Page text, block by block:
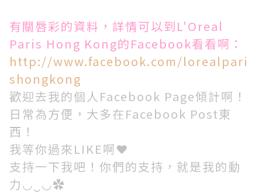
有關唇彩的資料，詳情可以到L'Oreal
Paris Hong Kong的Facebook看看啊：
http://www.facebook.com/lorealpari
shongkong
歡迎去我的個人Facebook Page傾計啊！
日常為方便，大多在Facebook Post東
西！
我等你過來LIKE啊❤
支持一下我吧！你們的支持，就是我的動
力◡‿◡✿